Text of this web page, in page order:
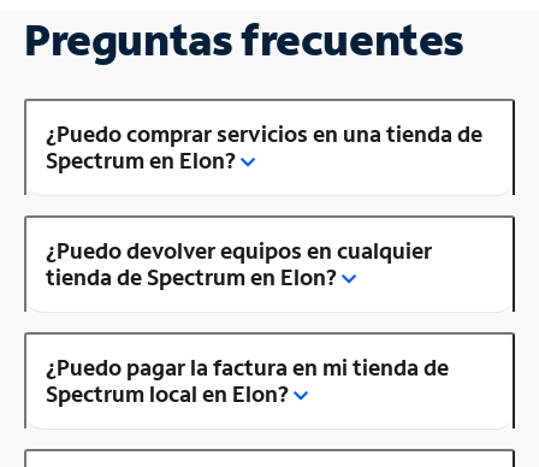
Preguntas frecuentes
¿Puedo comprar servicios en una tienda de
Spectrum en Elon?
¿Puedo devolver equipos en cualquier
tienda de Spectrum en Elon?
¿Puedo pagar la factura en mi tienda de
Spectrum local en Elon?